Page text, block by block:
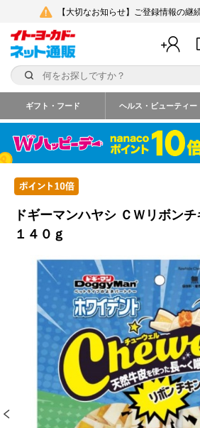
【大切なお知らせ】ご登録情報の継
ギフト・フード ヘルス・ビューティー
ドギーマンハヤシ ＣＷリボン
１４０ｇ